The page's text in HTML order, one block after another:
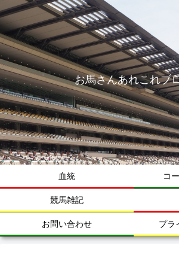
お馬さんあれこれブ
血統 コ
競馬雑記
お問い合わせ プラ